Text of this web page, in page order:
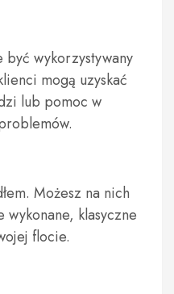
być wykorzystywany
mogą uzyskać
lub pomoc w
Możesz na nich
klasyczne
flocie.